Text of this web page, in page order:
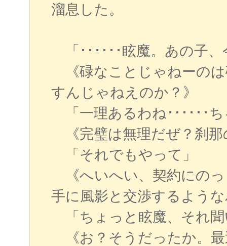
溜息した。
「･･････眩魔。あの子
《碌なことじゃねーの
すんじゃねえのか？》
「一理あるわね･･････
《完璧は無理だぜ？刹那
「それでもやって」
《へいへい、契約にのっ
手に風影と交渉するよう
「ちょっと眩魔、それ
《お？そうだったか。